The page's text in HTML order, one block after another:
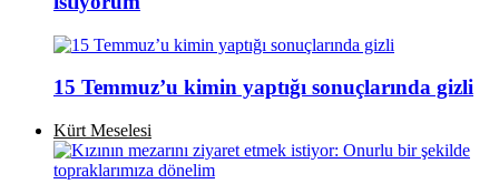
15 Temmuz’u kimin yaptığı sonuçlarında gizli
Kürt Meselesi